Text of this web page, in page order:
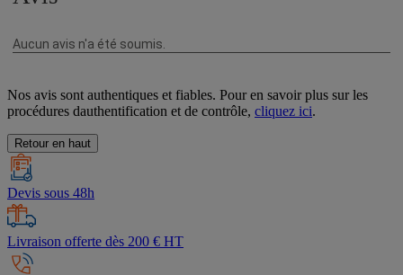
Nos avis sont authentiques et fiables. Pour en savoir plus sur les
procédures dauthentification et de contrôle, cliquez ici.
Retour en haut
Devis sous 48h
Livraison offerte dès 200 € HT